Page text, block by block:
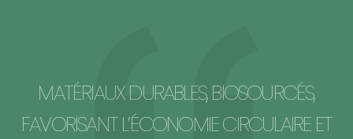
MATÉRIAUX DURABLES, BIOSOURCÉS,
FAVORISANT L’ÉCONOMIE CIRCULAIRE ET